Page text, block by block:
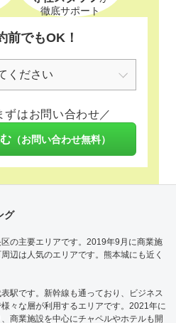
徹底サポート
前でもOK！
ずはお問い合わせ／
（お問い合わせ無料）
グ
の主要エリアです。2019年9月に商業施
辺は人気のエリアです。熊本城にも近く
駅です。新幹線も通っており、ビジネス
々な層が利用するエリアです。2021年に
商業施設を中心にチャペルやホテルも開